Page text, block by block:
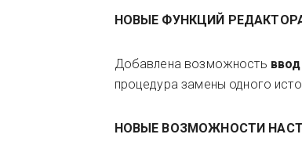
НОВЫЕ ФУНКЦИЙ
Добавлена возможность
процедура замены одного
НОВЫЕ ВОЗМОЖНОСТИ